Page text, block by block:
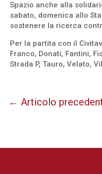
Spazio anche alla
sabato, domenica allo
sostenere la ricerca
Per la partita con il
Franco, Donati, Fantini,
Strada P, Tauro, Velato,
←Articolo